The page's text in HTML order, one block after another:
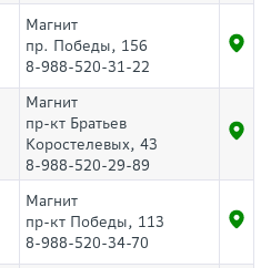
Магнит
пр. Победы, 156
8-988-520-31-22
Магнит
пр-кт Братьев
Коростелевых, 43
8-988-520-29-89
Магнит
пр-кт Победы, 113
8-988-520-34-70